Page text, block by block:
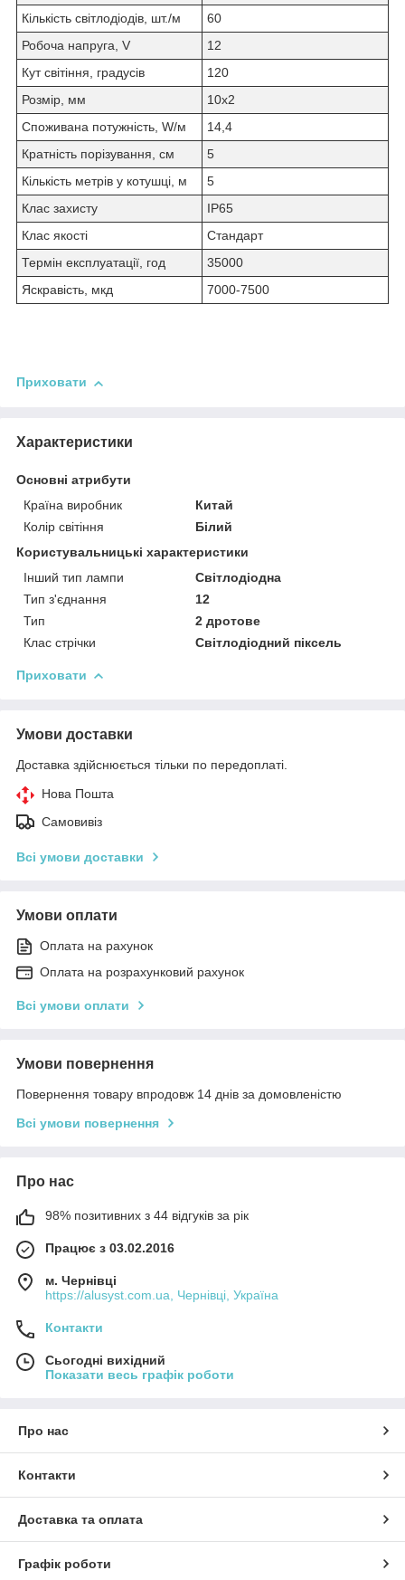
Кількість світлодіодів, шт./м
60
Робоча напруга, V
12
Кут світіння, градусів
120
Розмір, мм
10х2
Споживана потужність, W/м
14,4
Кратність порізування, см
5
Кількість метрів у котушці, м
5
Клас захисту
IP65
Клас якості
Стандарт
Термін експлуатації, год
35000
Яскравість, мкд
7000-7500
Приховати
Характеристики
Основні атрибути
Країна виробник
Китай
Колір світіння
Білий
Користувальницькі характеристики
Інший тип лампи
Світлодіодна
Тип з'єднання
12
Тип
2 дротове
Клас стрічки
Світлодіодний піксель
Приховати
Умови доставки
Доставка здійснюється тільки по передоплаті.
Нова Пошта
Самовивіз
Всі умови доставки
Умови оплати
Оплата на рахунок
Оплата на розрахунковий рахунок
Всі умови оплати
Умови повернення
Повернення товару впродовж 14 днів за домовленістю
Всі умови повернення
Про нас
98% позитивних з 44 відгуків за рік
Працює з 03.02.2016
м. Чернівці
https://alusyst.com.ua, Чернівці, Україна
Контакти
Сьогодні вихідний
Показати весь графік роботи
Про нас
Контакти
Доставка та оплата
Графік роботи